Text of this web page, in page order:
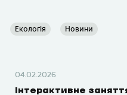
Екологія Новини
04.02.2026
Інтерактивне